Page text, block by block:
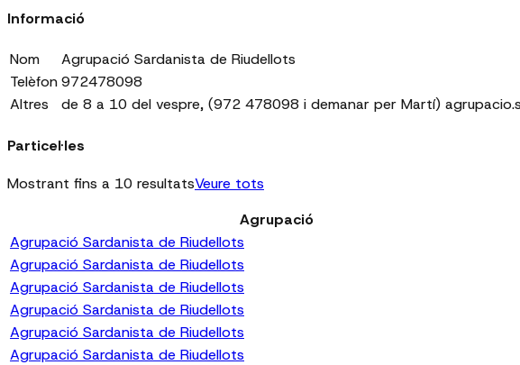
Informació
Nom
Agrupació Sardanista de Riudellots
Telèfon972478098
Altres
de 8 a 10 del vespre, (972 478098 i demanar per Martí)
Particel·les
Mostrant fins a 10 resultatsVeure tots
Agrupació
Agrupació Sardanista de Riudellots
Agrupació Sardanista de Riudellots
Agrupació Sardanista de Riudellots
Agrupació Sardanista de Riudellots
Agrupació Sardanista de Riudellots
Agrupació Sardanista de Riudellots